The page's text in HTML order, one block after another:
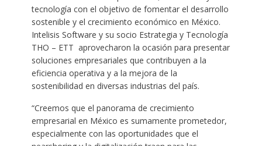
tecnología con el objetivo de fomentar el desarrollo
sostenible y el crecimiento económico en México.
Intelisis Software y su socio Estrategia y Tecnología
THO – ETT aprovecharon la ocasión para presentar
soluciones empresariales que contribuyen a la
eficiencia operativa y a la mejora de la
sostenibilidad en diversas industrias del país.
“Creemos que el panorama de crecimiento
empresarial en México es sumamente prometedor,
especialmente con las oportunidades que el